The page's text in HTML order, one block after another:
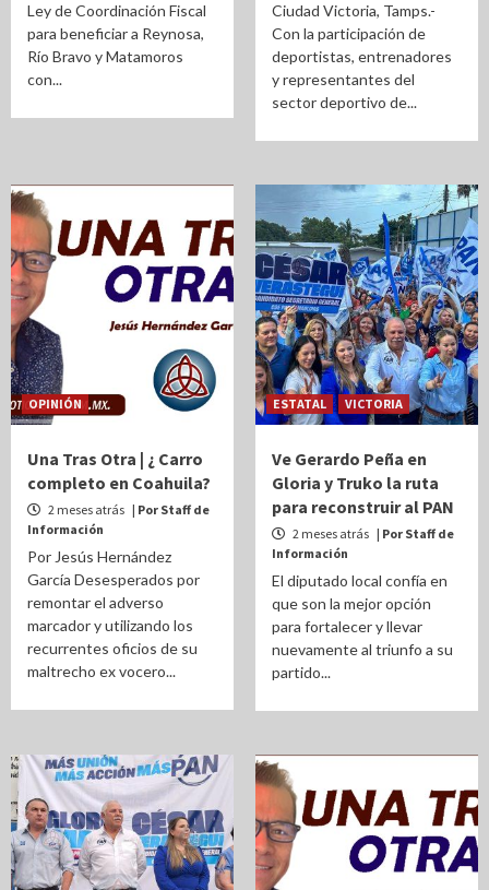
Ley de Coordinación Fiscal
para beneficiar a Reynosa,
Río Bravo y Matamoros
con...
Ciudad Victoria, Tamps.-
Con la participación de
deportistas, entrenadores
y representantes del
sector deportivo de...
OPINIÓN
Una Tras Otra | ¿ Carro
completo en Coahuila?
2 meses atrás | Por Staff de
Información
Por Jesús Hernández
García Desesperados por
remontar el adverso
marcador y utilizando los
recurrentes oficios de su
maltrecho ex vocero...
ESTATAL VICTORIA
Ve Gerardo Peña en
Gloria y Truko la ruta
para reconstruir al PAN
2 meses atrás | Por Staff de
Información
El diputado local confía en
que son la mejor opción
para fortalecer y llevar
nuevamente al triunfo a su
partido...